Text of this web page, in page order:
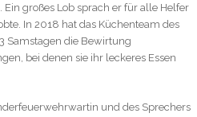
großes Lob sprach er für alle Helfer
In 2018 hat das Küchenteam des
Samstagen die Bewirtung
bei denen sie ihr leckeres Essen
und des Sprechers